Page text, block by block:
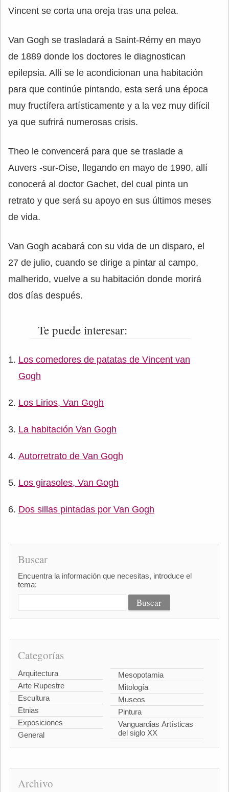
Vincent se corta una oreja tras una pelea.
Van Gogh se trasladará a Saint-Rémy en mayo
de 1889 donde los doctores le diagnostican
epilepsia. Allí se le acondicionan una habitación
para que continúe pintando, esta será una época
muy fructífera artísticamente y a la vez muy difícil
ya que sufrirá numerosas crisis.
Theo le convencerá para que se traslade a
Auvers -sur-Oise, llegando en mayo de 1990, allí
conocerá al doctor Gachet, del cual pinta un
retrato y que será su apoyo en sus últimos meses
de vida.
Van Gogh acabará con su vida de un disparo, el
27 de julio, cuando se dirige a pintar al campo,
malherido, vuelve a su habitación donde morirá
dos días después.
Te puede interesar:
Los comedores de patatas de Vincent van
Gogh
Los Lirios, Van Gogh
La habitación Van Gogh
Autorretrato de Van Gogh
Los girasoles, Van Gogh
Dos sillas pintadas por Van Gogh
Buscar
Encuentra la información que necesitas, introduce el
tema:
Categorías
Arquitectura
Arte Rupestre
Escultura
Etnias
Exposiciones
General
Mesopotamia
Mitología
Museos
Pintura
Vanguardias Artísticas
del siglo XX
Archivo